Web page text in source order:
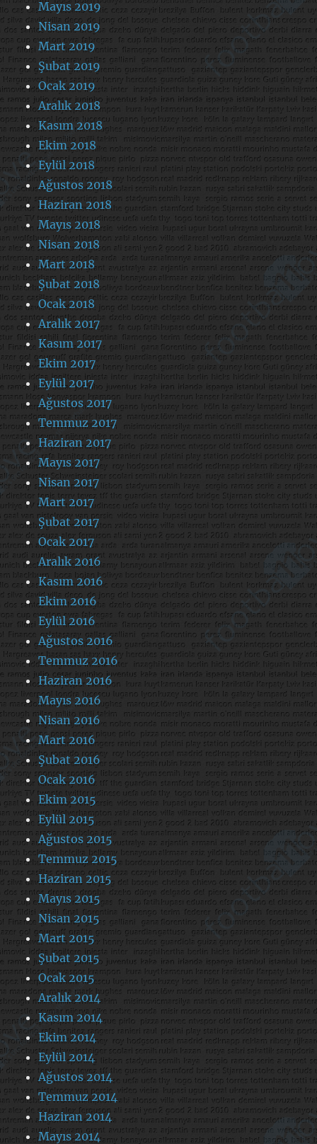
Mayıs 2019
Nisan 2019
Mart 2019
Şubat 2019
Ocak 2019
Aralık 2018
Kasım 2018
Ekim 2018
Eylül 2018
Ağustos 2018
Haziran 2018
Mayıs 2018
Nisan 2018
Mart 2018
Şubat 2018
Ocak 2018
Aralık 2017
Kasım 2017
Ekim 2017
Eylül 2017
Ağustos 2017
Temmuz 2017
Haziran 2017
Mayıs 2017
Nisan 2017
Mart 2017
Şubat 2017
Ocak 2017
Aralık 2016
Kasım 2016
Ekim 2016
Eylül 2016
Ağustos 2016
Temmuz 2016
Haziran 2016
Mayıs 2016
Nisan 2016
Mart 2016
Şubat 2016
Ocak 2016
Ekim 2015
Eylül 2015
Ağustos 2015
Temmuz 2015
Haziran 2015
Mayıs 2015
Nisan 2015
Mart 2015
Şubat 2015
Ocak 2015
Aralık 2014
Kasım 2014
Ekim 2014
Eylül 2014
Ağustos 2014
Temmuz 2014
Haziran 2014
Mayıs 2014